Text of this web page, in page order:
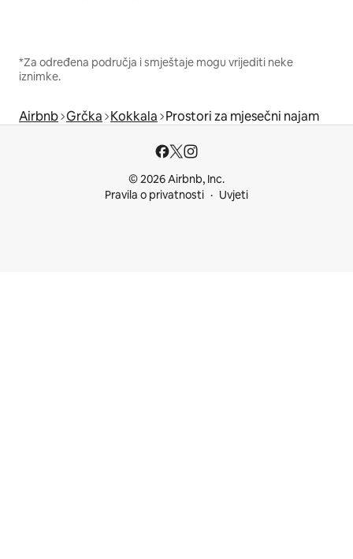
*Za određena područja i smještaje mogu vrijediti neke
iznimke.
Airbnb Grčka Kokkala Prostori za mjesečni najam
© 2026 Airbnb, Inc.
Pravila o privatnosti
Uvjeti